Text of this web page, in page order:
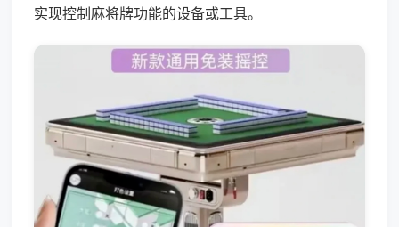
实现控制麻将牌功能的设备或工具。